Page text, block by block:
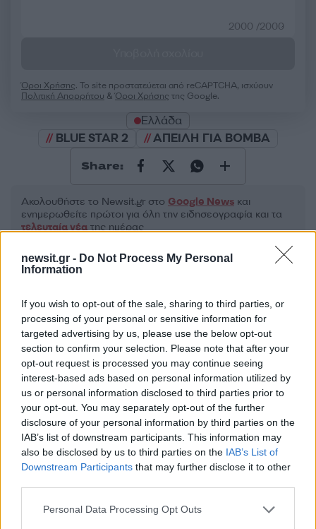
newsit.gr - Do Not Process My Personal
Information
If you wish to opt-out of the sale, sharing to third parties, or
processing of your personal or sensitive information for
targeted advertising by us, please use the below opt-out
section to confirm your selection. Please note that after your
opt-out request is processed you may continue seeing
interest-based ads based on personal information utilized by
us or personal information disclosed to third parties prior to
your opt-out. You may separately opt-out of the further
disclosure of your personal information by third parties on the
IAB’s list of downstream participants. This information may
also be disclosed by us to third parties on the IAB’s List of
Downstream Participants that may further disclose it to other
Please note that this website/app uses one or more Google
Personal Data Processing Opt Outs
2000 /2000
Όροι Χρήσης. Το site προστατεύεται από reCAPTCHA, ισχύουν
Πολιτική Απορρήτου &Όροι Χρήσης της Google.
Ελλάδα
BLUE STAR 2
ΑΠΕΙΛΗ ΓΙΑ ΒΟΜΒΑ
Share:
Ακολουθήστε το Νewsit.gr στο Google News και
ενημερωθείτε πρώτοι για όλη την ειδησεογραφία και τα
τελευταία νέα της ημέρας
Πιο δημοφιλή
1 «Ψήνονται» στα 40άρια δυτική και βόρεια
Ελλάδα – Ενισχυμένα μελτέμια έως 8
μποφόρ στο Αιγαίο μέχρι
Δεκαπενταύγουστο
2Ίση με 6 βόμβες Χιροσίμα η ενέργεια που
απελευθερώθηκε από τη mega fire σε
Αττική και Βοιωτία - Πώς κάηκε μέσα σε 2
βράδια το 55% της έκτασης
3Μαριζέτα Αντωνοπούλου στο newsit.gr: Οι
της ιστορίας
Η FIFA απάντησε στις καταγγελίες για την